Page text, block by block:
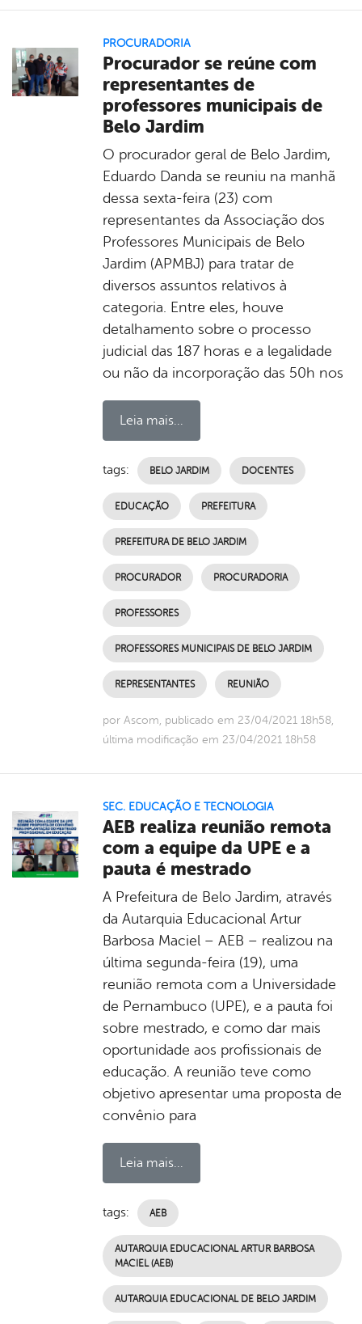
PROCURADORIA
Procurador se reúne com
representantes de
professores municipais de
Belo Jardim
O procurador geral de Belo Jardim,
Eduardo Danda se reuniu na manhã
dessa sexta-feira (23) com
representantes da Associação dos
Professores Municipais de Belo
Jardim (APMBJ) para tratar de
diversos assuntos relativos à
categoria. Entre eles, houve
detalhamento sobre o processo
judicial das 187 horas e a legalidade
ou não da incorporação das 50h nos
Leia mais...
tags: BELO JARDIM DOCENTES
EDUCAÇÃO PREFEITURA
PREFEITURA DE BELO JARDIM
PROCURADOR PROCURADORIA
PROFESSORES
PROFESSORES MUNICIPAIS DE BELO JARDIM
REPRESENTANTES REUNIÃO
por Ascom, publicado em 23/04/2021 18h58,
última modificação em 23/04/2021 18h58
SEC. EDUCAÇÃO E TECNOLOGIA
AEB realiza reunião remota
com a equipe da UPE e a
pauta é mestrado
A Prefeitura de Belo Jardim, através
da Autarquia Educacional Artur
Barbosa Maciel – AEB – realizou na
última segunda-feira (19), uma
reunião remota com a Universidade
de Pernambuco (UPE), e a pauta foi
sobre mestrado, e como dar mais
oportunidade aos profissionais de
educação. A reunião teve como
objetivo apresentar uma proposta de
convênio para
Leia mais...
tags: AEB
AUTARQUIA EDUCACIONAL ARTUR BARBOSA
MACIEL (AEB)
AUTARQUIA EDUCACIONAL DE BELO JARDIM